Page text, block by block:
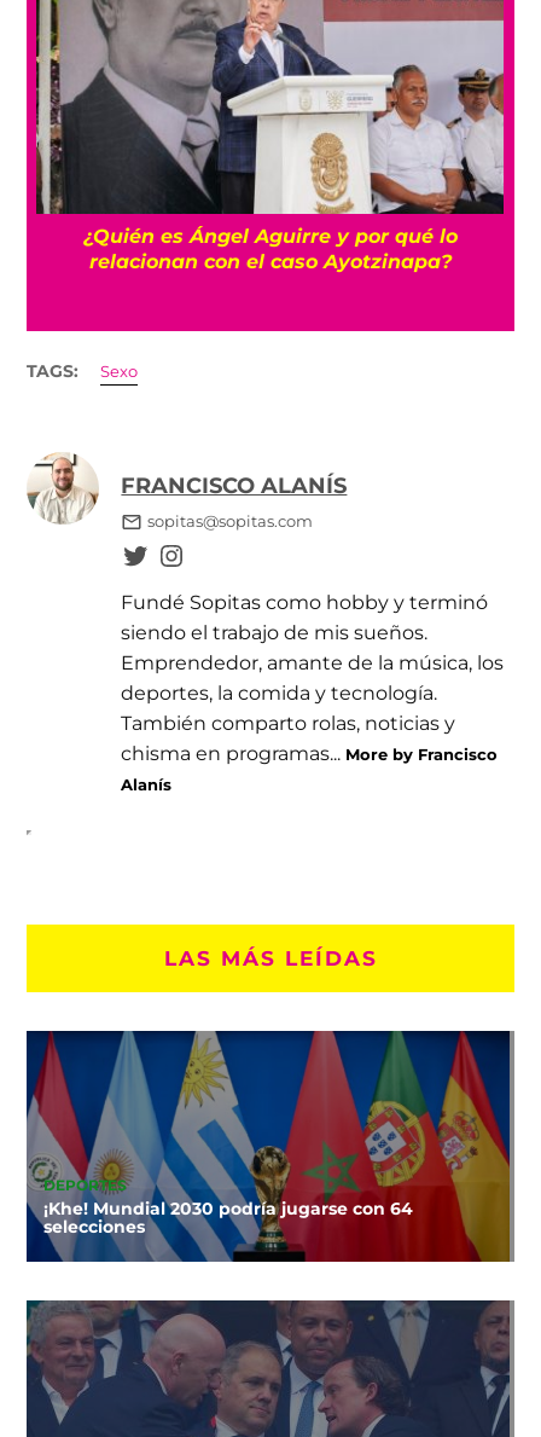
¿Quién es Ángel Aguirre y por qué lo
relacionan con el caso Ayotzinapa?
TAGS: Sexo
FRANCISCO ALANÍS
sopitas@sopitas.com
Fundé Sopitas como hobby y terminó
siendo el trabajo de mis sueños.
Emprendedor, amante de la música, los
deportes, la comida y tecnología.
También comparto rolas, noticias y
chisma en programas... More by Francisco
Alanís
LAS MÁS LEÍDAS
DEPORTES
¡Khe! Mundial 2030 podría jugarse con 64
selecciones